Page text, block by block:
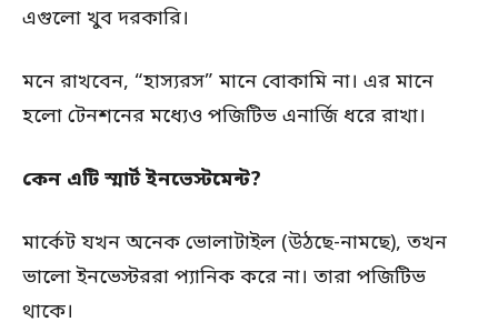
এগুলো খুব দরকারি।
মনে রাখবেন, “হাস্যরস” মানে বোকামি না। এর মানে
হলো টেনশনের মধ্যেও পজিটিভ এনার্জি ধরে রাখা।
কেন এটি স্মার্ট ইনভেস্টমেন্ট?
মার্কেট যখন অনেক ভোলাটাইল (উঠছে-নামছে), তখন
ভালো ইনভেস্টররা প্যানিক করে না। তারা পজিটিভ
থাকে।